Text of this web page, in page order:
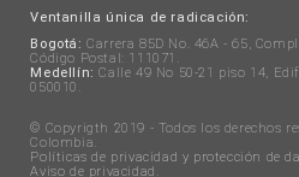
Ventanilla única de radicación:
Bogotá: Carrera 85D No. 46A - 65,
Código Postal: 111071.
Medellín: Calle 49 No 50-21 piso 14,
050010.
© Copyrigth 2019 - Todos los derechos
Colombia.
Políticas de privacidad y protección de
Aviso de privacidad .